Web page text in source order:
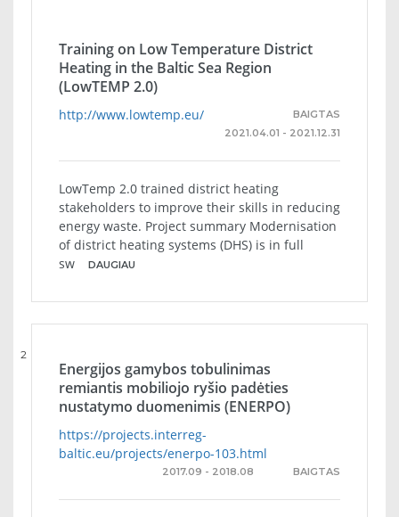
Training on Low Temperature District
Heating in the Baltic Sea Region
(LowTEMP 2.0)
http://www.lowtemp.eu/
BAIGTAS
2021.04.01 - 2021.12.31
LowTemp 2.0 trained district heating
stakeholders to improve their skills in reducing
energy waste. Project summary Modernisation
of district heating systems (DHS) is in full
sw
DAUGIAU
2
Energijos gamybos tobulinimas
remiantis mobiliojo ryšio padėties
nustatymo duomenimis (ENERPO)
https://projects.interreg-
baltic.eu/projects/enerpo-103.html
BAIGTAS
2017.09 - 2018.08